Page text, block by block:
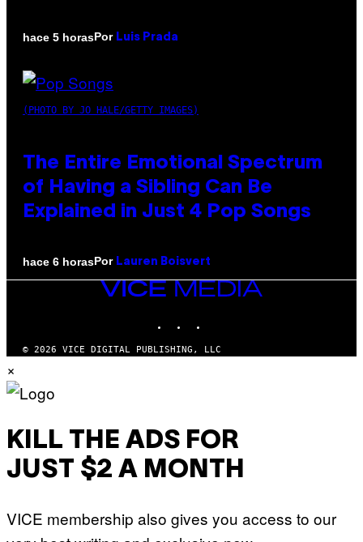
hace 5 horasPor Luis Prada
(PHOTO BY JO HALE/GETTY IMAGES)
The Entire Emotional Spectrum
of Having a Sibling Can Be
Explained in Just 4 Pop Songs
hace 6 horasPor Lauren Boisvert
VICE
© 2026 VICE DIGITAL PUBLISHING, LLC
×
KILL THE ADS FOR
JUST $2 A MONTH
VICE membership also gives you access to our